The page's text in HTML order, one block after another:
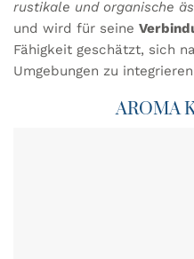
rustikale und organische
und wird für seine
Fähigkeit geschätzt, sich
Umgebungen zu
AROMA